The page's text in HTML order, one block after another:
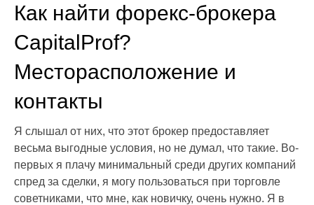
Как найти форекс-брокера
CapitalProf?
Месторасположение и
контакты
Я слышал от них, что этот брокер предоставляет
весьма выгодные условия, но не думал, что такие. Во-
первых я плачу минимальный среди других компаний
спред за сделки, я могу пользоваться при торговле
советниками, что мне, как новичку, очень нужно. Я в